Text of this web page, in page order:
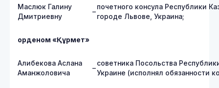
Маслюк Галину
Дмитриевну
–
почетного консула Республики
городе Львове, Украина;
орденом «Құрмет»
Алибекова Аслана
Аманжоловича
–
советника Посольства
Украине (исполнял обязанности